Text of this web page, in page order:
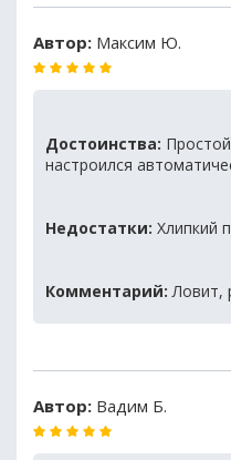
Автор: Максим Ю.
Достоинства:
настроился
Недостатки: Хлипкий
Комментарий: Ловит,
Автор: Вадим Б.